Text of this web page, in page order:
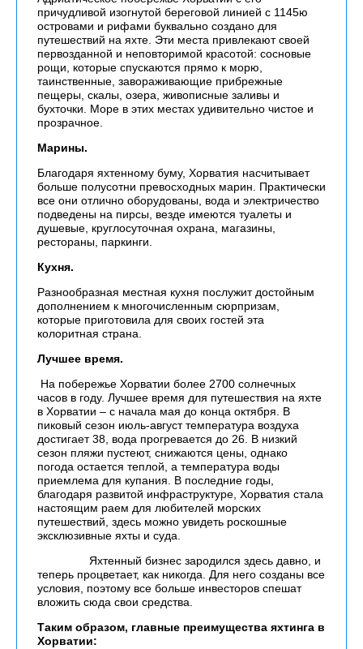
причудливой изогнутой береговой линией с 1145ю
островами и рифами буквально создано для
путешествий на яхте. Эти места привлекают своей
первозданной и неповторимой красотой: сосновые
рощи, которые спускаются прямо к морю,
таинственные, завораживающие прибрежные
пещеры, скалы, озера, живописные заливы и
бухточки. Море в этих местах удивительно чистое и
прозрачное.
Марины.
Благодаря яхтенному буму, Хорватия насчитывает
больше полусотни превосходных марин. Практически
все они отлично оборудованы, вода и электричество
подведены на пирсы, везде имеются туалеты и
душевые, круглосуточная охрана, магазины,
рестораны, паркинги.
Кухня.
Разнообразная местная кухня послужит достойным
дополнением к многочисленным сюрпризам,
которые приготовила для своих гостей эта
колоритная страна.
Лучшее время.
На побережье Хорватии более 2700 солнечных
часов в году. Лучшее время для путешествия на яхте
в Хорватии – с начала мая до конца октября. В
пиковый сезон июль-август температура воздуха
достигает 38, вода прогревается до 26. В низкий
сезон пляжи пустеют, снижаются цены, однако
погода остается теплой, а температура воды
приемлема для купания. В последние годы,
благодаря развитой инфраструктуре, Хорватия стала
настоящим раем для любителей морских
путешествий, здесь можно увидеть роскошные
эксклюзивные яхты и суда.
Яхтенный бизнес зародился здесь давно, и
теперь процветает, как никогда. Для него созданы все
условия, поэтому все больше инвесторов спешат
вложить сюда свои средства.
Таким образом, главные преимущества яхтинга в
Хорватии: